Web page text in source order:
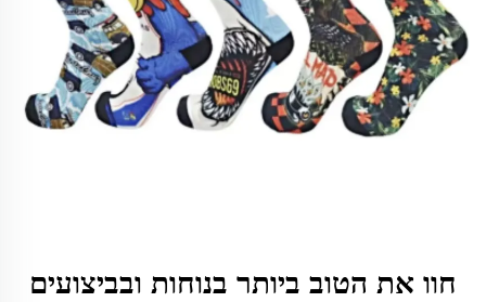
חוו את הטוב ביותר בנוחות ובביצועים